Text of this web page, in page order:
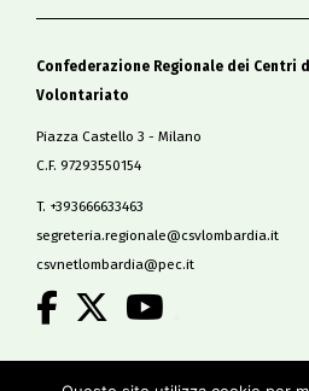
Confederazione Regionale dei Centri
Volontariato
Piazza Castello 3 - Milano
C.F. 97293550154
T. +393666633463
segreteria.regionale@csvlombardia.it
csvnetlombardia@pec.it